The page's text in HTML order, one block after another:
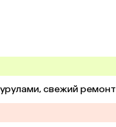
свежий ремонт